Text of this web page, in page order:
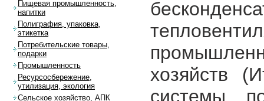
хозяйств
системы,
Пищевая промышленность,
напитки
Полиграфия, упаковка,
этикетка
Потребительские товары,
подарки
Промышленность
Ресурсосбережение,
утилизация, экология
Сельское хозяйство, АПК